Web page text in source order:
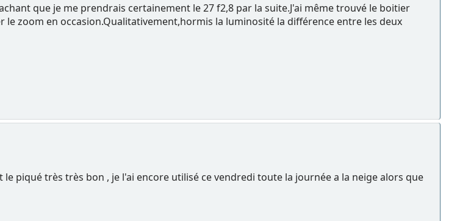
que je me prendrais certainement le 27 f2,8 par la suite.J'ai même trouvé le boitier
le zoom en occasion.Qualitativement,hormis la luminosité la différence entre les deux
le piqué très très bon , je l'ai encore utilisé ce vendredi toute la journée a la neige alors que